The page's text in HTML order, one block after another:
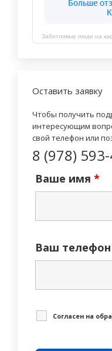
Оставить заявку
Чтобы получить
интересующим
свой телефон или
8 (978)
Ваше имя *
Ваш телефон
Cогласен на